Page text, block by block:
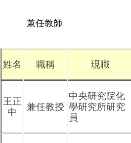
兼任教師
姓名 職稱 現職
王正
中
兼任教授
中央研究院化
學研究所研究
員